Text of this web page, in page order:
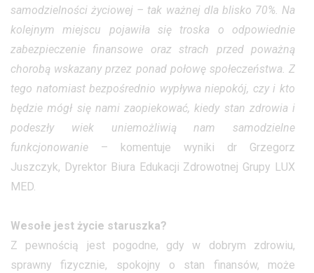
samodzielności życiowej – tak ważnej dla blisko 70%. Na
kolejnym miejscu pojawiła się troska o odpowiednie
zabezpieczenie finansowe oraz strach przed poważną
chorobą wskazany przez ponad połowę społeczeństwa. Z
tego natomiast bezpośrednio wypływa niepokój, czy i kto
będzie mógł się nami zaopiekować, kiedy stan zdrowia i
podeszły wiek uniemożliwią nam samodzielne
funkcjonowanie – komentuje wyniki dr Grzegorz
Juszczyk, Dyrektor Biura Edukacji Zdrowotnej Grupy LUX
MED.
Wesołe jest życie staruszka?
Z pewnością jest pogodne, gdy w dobrym zdrowiu,
sprawny fizycznie, spokojny o stan finansów, może